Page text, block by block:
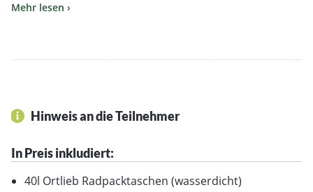
unberührten Landschaften. Zahlreiche historische
schönem Wetter genauso an wie die Einkehr ein einer
Passau – Wien: 335 km
VON WO SOLL ES LOSGEHEN?
Mehr lesen ›
Hinweis an die Teilnehmer
In Preis inkludiert:
40l Ortlieb Radpacktaschen (wasserdicht)